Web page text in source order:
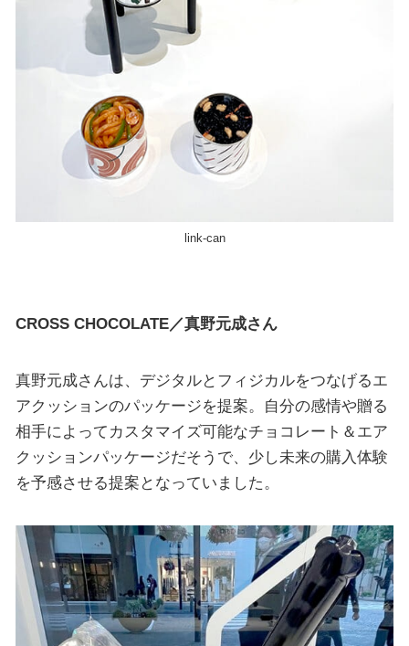
link-can
CROSS CHOCOLATE／真野元成さん
真野元成さんは、デジタルとフィジカルをつなげるエ
アクッションのパッケージを提案。自分の感情や贈る
相手によってカスタマイズ可能なチョコレート＆エア
クッションパッケージだそうで、少し未来の購入体験
を予感させる提案となっていました。